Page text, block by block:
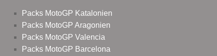
Packs MotoGP Katalonien
Packs MotoGP Aragonien
Packs MotoGP Valencia
Packs MotoGP Barcelona